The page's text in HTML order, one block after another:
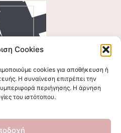
Cookies
cookies για αποθήκευση ή
Η συναίνεση επιτρέπει την
περιήγησης. Η άρνηση
του ιστότοπου.